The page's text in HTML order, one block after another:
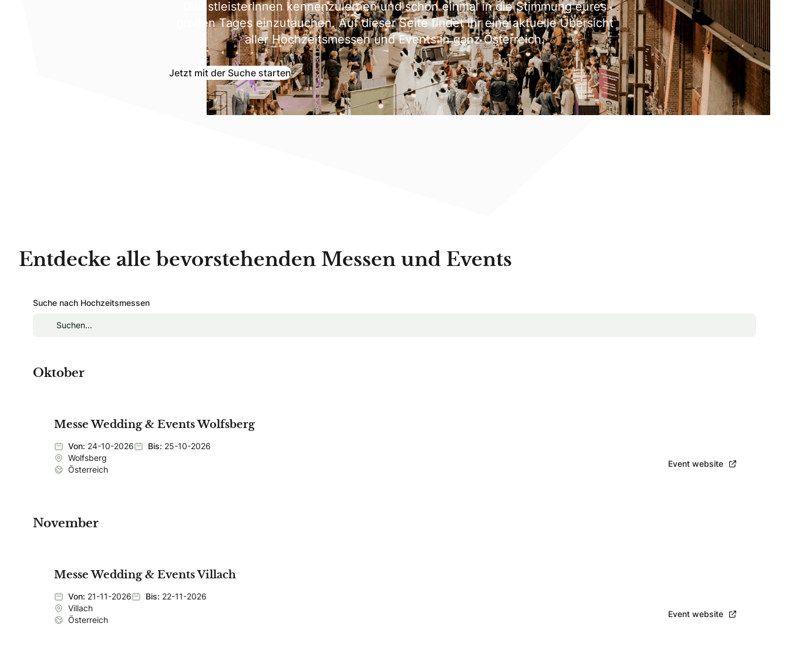
DienstleisterInnen kennenzulernen und schon einmal in die Stimmung eures
großen Tages einzutauchen. Auf dieser Seite findet ihr eine aktuelle Übersicht
aller Hochzeitsmessen und Events in ganz Österreich.
Jetzt mit der Suche starten
Entdecke alle bevorstehenden Messen und Events
Suche nach Hochzeitsmessen
Oktober
Messe Wedding & Events Wolfsberg
Von: 24-10-2026 Bis: 25-10-2026
Wolfsberg
Österreich
Event website
November
Messe Wedding & Events Villach
Von: 21-11-2026 Bis: 22-11-2026
Villach
Österreich
Event website